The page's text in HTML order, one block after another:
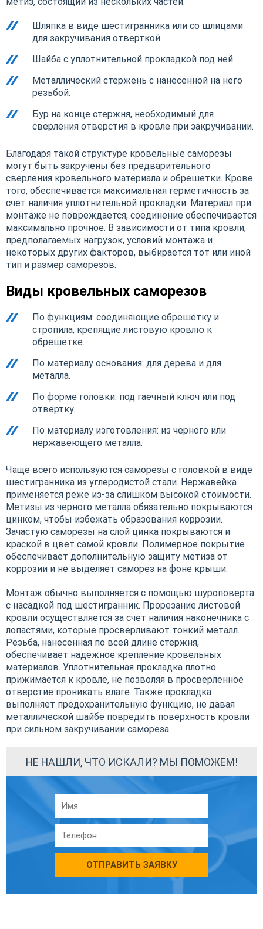
Шляпка в виде шестигранника или со шлицами
для закручивания отверткой.
Шайба с уплотнительной прокладкой под ней.
Металлический стержень с нанесенной на него
резьбой.
Бур на конце стержня, необходимый для
сверления отверстия в кровле при закручивании.
Благодаря такой структуре кровельные саморезы
могут быть закручены без предварительного
сверления кровельного материала и обрешетки. Крове
того, обеспечивается максимальная герметичность за
счет наличия уплотнительной прокладки. Материал при
монтаже не повреждается, соединение обеспечивается
максимально прочное. В зависимости от типа кровли,
предполагаемых нагрузок, условий монтажа и
некоторых других факторов, выбирается тот или иной
тип и размер саморезов.
Виды кровельных саморезов
По функциям: соединяющие обрешетку и
стропила, крепящие листовую кровлю к
обрешетке.
По материалу основания: для дерева и для
металла.
По форме головки: под гаечный ключ или под
отвертку.
По материалу изготовления: из черного или
нержавеющего металла.
Чаще всего используются саморезы с головкой в виде
шестигранника из углеродистой стали. Нержавейка
применяется реже из-за слишком высокой стоимости.
Метизы из черного металла обязательно покрываются
цинком, чтобы избежать образования коррозии.
Зачастую саморезы на слой цинка покрываются и
краской в цвет самой кровли. Полимерное покрытие
обеспечивает дополнительную защиту метиза от
коррозии и не выделяет саморез на фоне крыши.
Монтаж обычно выполняется с помощью шуроповерта
с насадкой под шестигранник. Прорезание листовой
кровли осуществляется за счет наличия наконечника с
лопастями, которые просверливают тонкий металл.
Резьба, нанесенная по всей длине стержня,
обеспечивает надежное крепление кровельных
материалов. Уплотнительная прокладка плотно
прижимается к кровле, не позволяя в просверленное
отверстие проникать влаге. Также прокладка
выполняет предохранительную функцию, не давая
металлической шайбе повредить поверхность кровли
при сильном закручивании самореза.
НЕ НАШЛИ, ЧТО ИСКАЛИ? МЫ ПОМОЖЕМ!
ОТПРАВИТЬ ЗАЯВКУ